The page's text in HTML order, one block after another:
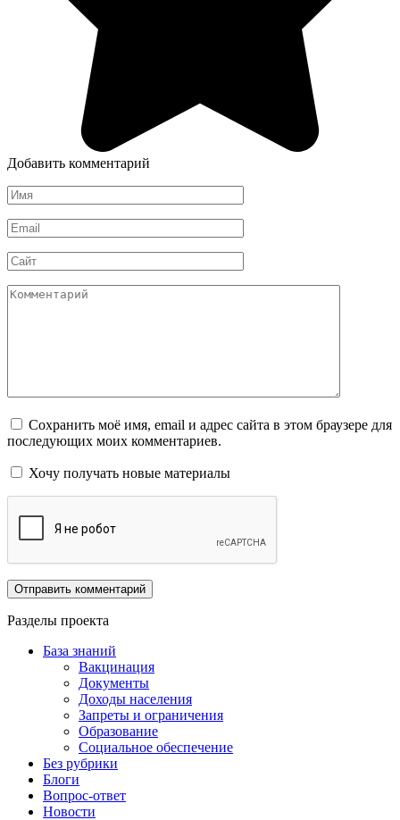
Добавить комментарий
Имя
*
Email
*
Сайт
Комментарий
Сохранить моё имя, email и адрес сайта в этом браузере для
последующих моих комментариев.
Хочу получать новые материалы
Разделы проекта
База знаний
Вакцинация
Документы
Доходы населения
Запреты и ограничения
Образование
Социальное обеспечение
Без рубрики
Блоги
Вопрос-ответ
Новости